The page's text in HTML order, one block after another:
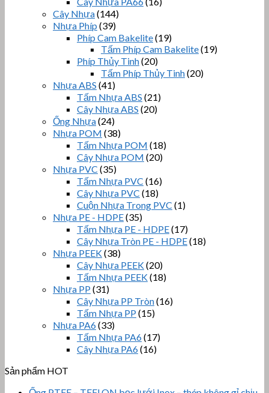
Cây Nhựa(144)
Nhựa Phíp (39)
Phíp Cam Bakelite(19)
Tấm Phíp Cam Bakelite(19)
Phíp Thủy Tinh(20)
Tấm Phíp Thủy Tinh(20)
Nhựa ABS (41)
Tấm Nhựa ABS (21)
Cây Nhựa ABS (20)
Ống Nhựa(24)
Nhựa POM (38)
Tấm Nhựa POM (18)
Cây Nhựa POM (20)
Nhựa PVC (35)
Tấm Nhựa PVC (16)
Cây Nhựa PVC (18)
Cuộn Nhựa Trong PVC (1)
Nhựa PE - HDPE(35)
Tấm Nhựa PE - HDPE(17)
Cây Nhựa Tròn PE - HDPE(18)
Nhựa PEEK(38)
Cây Nhựa PEEK(20)
Tấm Nhựa PEEK(18)
Nhựa PP (31)
Cây Nhựa PP Tròn(16)
Tấm Nhựa PP (15)
Nhựa PA6(33)
Tấm Nhựa PA6(17)
Cây Nhựa PA6(16)
Sản phẩm HOT